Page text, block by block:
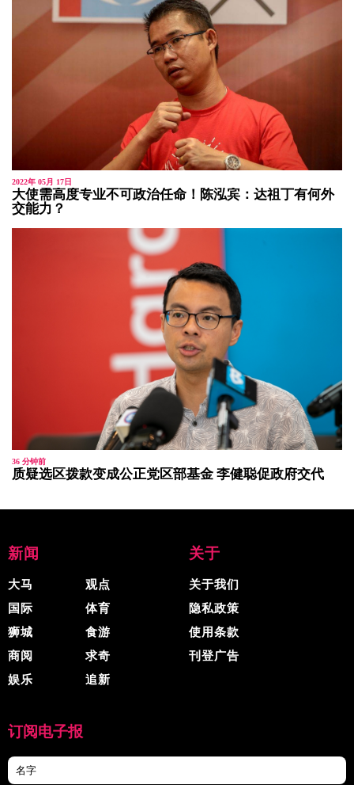
2022年 05月 17日
大使需高度专业不可政治任命！陈泓宾：达祖丁有何外
交能力？
36 分钟前
质疑选区拨款变成公正党区部基金 李健聪促政府交代
新闻
大马
国际
狮城
商阅
娱乐
观点
体育
食游
求奇
追新
关于
关于我们
隐私政策
使用条款
刊登广告
订阅电子报